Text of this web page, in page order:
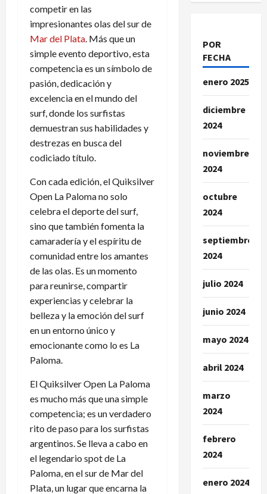
competir en las
impresionantes olas del sur de
Mar del Plata . Más que un
simple evento deportivo, esta
competencia es un símbolo de
pasión, dedicación y
excelencia en el mundo del
surf, donde los surfistas
demuestran sus habilidades y
destrezas en busca del
codiciado título.
Con cada edición, el Quiksilver
Open La Paloma no solo
celebra el deporte del surf,
sino que también fomenta la
camaradería y el espíritu de
comunidad entre los amantes
de las olas. Es un momento
para reunirse, compartir
experiencias y celebrar la
belleza y la emoción del surf
en un entorno único y
emocionante como lo es La
Paloma.
El Quiksilver Open La Paloma
es mucho más que una simple
competencia; es un verdadero
rito de paso para los surfistas
argentinos. Se lleva a cabo en
el legendario spot de La
Paloma, en el sur de Mar del
Plata, un lugar que encarna la
POR
FECHA
enero 2025
diciembre
2024
noviembre
2024
octubre
2024
septiembre
2024
julio 2024
junio 2024
mayo 2024
abril 2024
marzo
2024
febrero
2024
enero 2024